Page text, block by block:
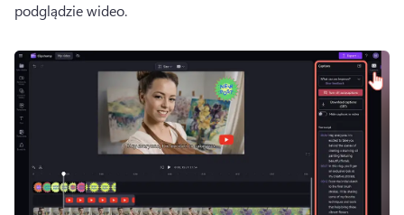
podglądzie wideo.